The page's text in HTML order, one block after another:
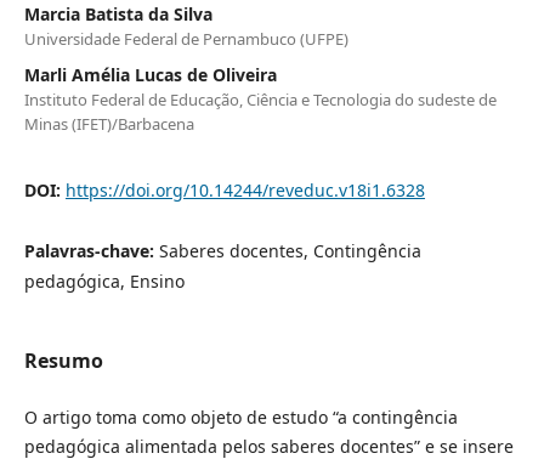
Marcia Batista da Silva
Universidade Federal de Pernambuco (UFPE)
Marli Amélia Lucas de Oliveira
Instituto Federal de Educação, Ciência e Tecnologia do sudeste de
Minas (IFET)/Barbacena
DOI: https://doi.org/10.14244/reveduc.v18i1.6328
Palavras-chave: Saberes docentes, Contingência
pedagógica, Ensino
Resumo
O artigo toma como objeto de estudo “a contingência
pedagógica alimentada pelos saberes docentes” e se insere